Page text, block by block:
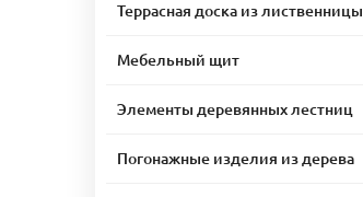
Террасная доска из лиственницы
Мебельный щит
Элементы деревянных лестниц
Погонажные изделия из дерева